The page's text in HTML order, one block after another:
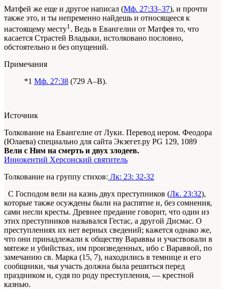
Матфей же еще и другое написал (Мф. 27:33–37), и прочти
также это, и ты непременно найдешь и относящееся к
настоящему месту1 . Ведь в Евангелии от Матфея то, что
касается Страстей Владыки, истолковано пословно,
обстоятельно и без опущений.
Примечания
*1 Мф. 27:38 (729 A–B).
Источник
Толкование на Евангелие от Луки. Перевод иером. Феодора
(Юлаева) специально для сайта Экзегет.ру PG 129, 1089
Вели с Ним на смерть и двух злодеев.
Иннокентий Херсонский святитель
Толкование на группу стихов: Лк: 23: 32-32
С Господом вели на казнь двух преступников (Лк. 23:32),
которые также осуждены были на распятие и, без сомнения,
сами несли кресты. Древнее предание говорит, что один из
этих преступников назывался Гестас, а другой Дисмас. О
преступлениях их нет верных сведений; кажется однако же,
что они принадлежали к обществу Вараввы и участвовали в
мятеже и убийствах, им произведенных, ибо с Вараввой, по
замечанию св. Марка (15, 7), находились в темнице и его
сообщники, чья участь должна была решиться перед
праздником и, судя по роду преступления, — крестной
казнью.